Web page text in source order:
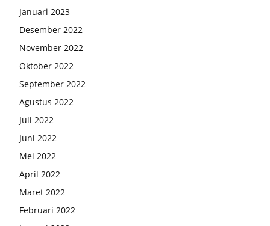
Januari 2023
Desember 2022
November 2022
Oktober 2022
September 2022
Agustus 2022
Juli 2022
Juni 2022
Mei 2022
April 2022
Maret 2022
Februari 2022